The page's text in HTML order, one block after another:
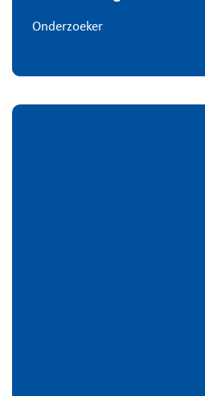
Onderzoeker